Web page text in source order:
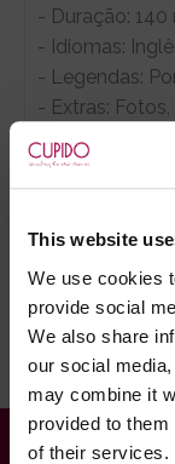
This website
We use cookies
provide social
We also share
our social
may combine it
provided to
of their services.
- Duração: 140
- Idiomas:
- Legendas:
- Extras: Fotos,
- Embalagens
Após as 16:00 h,
horas, dias úteis.
artigos em
Possibilidade de